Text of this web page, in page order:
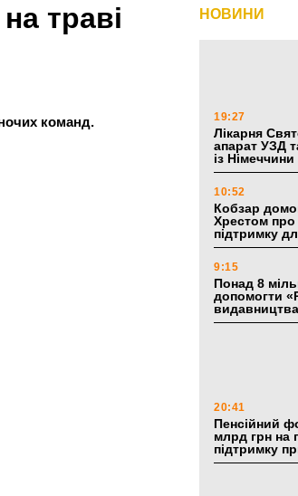
траві
команд.
НОВИНИ
19:27
Лікарня
апарат УЗД
із Німеччини
10:52
Кобзар
Хрестом про
підтримку
9:15
Понад 8
допомогти
20:41
Пенсійний
млрд грн на
підтримку